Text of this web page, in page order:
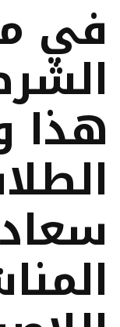
في
هذا